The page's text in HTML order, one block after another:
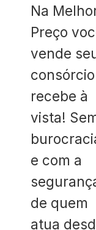
Na
Preço
vende
recebe à
vista!
e com a
de quem
atua